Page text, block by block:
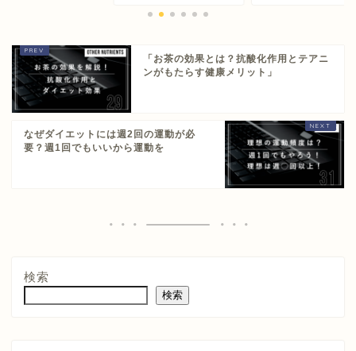
「お茶の効果とは？抗酸化作用とテアニ
ンがもたらす健康メリット」
なぜダイエットには週2回の運動が必
要？週1回でもいいから運動を
検索
検索